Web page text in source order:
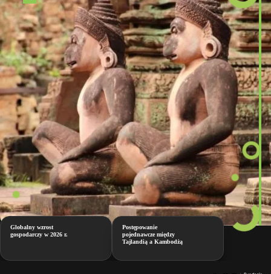
Globalny wzrost
gospodarczy w 2026 r.
Postępowanie
pojednawcze między
Tajlandią a Kambodżą